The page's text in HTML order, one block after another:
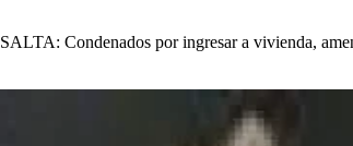
SALTA: Condenados por ingresar a vivienda,